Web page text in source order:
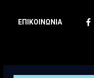
ΕΠΙΚΟΙΝΩΝΊΑ